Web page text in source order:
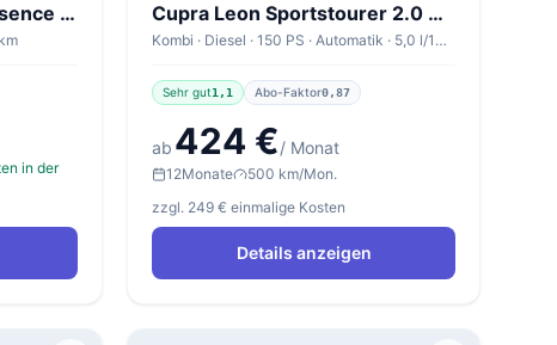
Skoda Superb Combi Essence 2,0 TDI
in der
Cupra Leon Sportstourer 2.0 TDI 110kW DSG Sportstourer V1
Kombi · Diesel · 150 PS · Automatik · 5,0 l/100km
Sehr gut1,1 Abo-Faktor0,87
ab 424 €/ Monat
12Monate
500 km/Mon.
zzgl. 249 € einmalige Kosten
Details anzeigen